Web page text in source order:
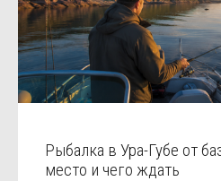
Рыбалка в Ура-Губе от
место и чего ждать